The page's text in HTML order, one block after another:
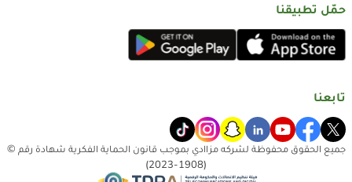
حمّل تطبيقنا
تابعنا
جميع الحقوق محفوظة لشركه مزاادي بموجب قانون الحماية الفكرية شهادة رقم ©